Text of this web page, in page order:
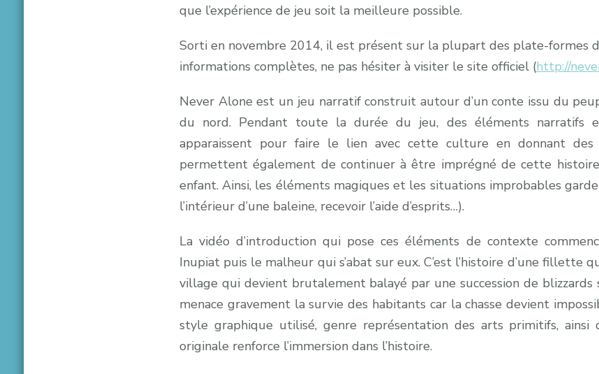
que l’expérience de jeu soit la meilleure possible.
Sorti en novembre 2014, il est présent sur la plupart des plate-formes
informations complètes, ne pas hésiter à visiter le site officiel (http://
Never Alone est un jeu narratif construit autour d’un conte issu du
du nord. Pendant toute la durée du jeu, des éléments narratifs
apparaissent pour faire le lien avec cette culture en donnant
permettent également de continuer à être imprégné de cette
enfant. Ainsi, les éléments magiques et les situations improbables
l’intérieur d’une baleine, recevoir l’aide d’esprits…).
La vidéo d’introduction qui pose ces éléments de contexte
Inupiat puis le malheur qui s’abat sur eux. C’est l’histoire d’une fillette
village qui devient brutalement balayé par une succession de
menace gravement la survie des habitants car la chasse devient
style graphique utilisé, genre représentation des arts primitifs, ainsi
originale renforce l’immersion dans l’histoire.